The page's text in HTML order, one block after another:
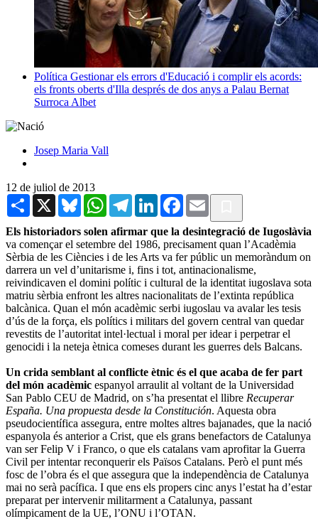
Política Gestionar els errors d'Educació i complir els acords:
els fronts oberts d'Illa després de dos anys a Palau Bernat
Surroca Albet
Josep Maria Vall
12 de juliol de 2013
Share X BlueskyWhatsAppTelegramLinkedInFacebook
Email
Els historiadors solen afirmar que la desintegració de Iugoslàvia
va començar el setembre del 1986, precisament quan l’Acadèmia
Sèrbia de les Ciències i de les Arts va fer públic un memoràndum on
darrera un vel d’unitarisme i, fins i tot, antinacionalisme,
reivindicaven el domini polític i cultural de la identitat iugoslava sota
matriu sèrbia enfront les altres nacionalitats de l’extinta república
balcànica. Quan el món acadèmic serbi iugoslau va avalar les tesis
d’ús de la força, els polítics i militars del govern central van quedar
revestits de l’autoritat intel·lectual i moral per idear i perpetrar el
genocidi i la neteja ètnica comeses durant les guerres dels Balcans.
Un crida semblant al conflicte ètnic és el que acaba de fer part
del món acadèmic espanyol arraulit al voltant de la Universidad
San Pablo CEU de Madrid, on s’ha presentat el llibre Recuperar
España. Una propuesta desde la Constitución. Aquesta obra
pseudocientífica assegura, entre moltes altres bajanades, que la nació
espanyola és anterior a Crist, que els grans benefactors de Catalunya
van ser Felip V i Franco, o que els catalans vam aprofitar la Guerra
Civil per intentar reconquerir els Països Catalans. Però el punt més
fosc de l’obra és el que assegura que la independència de Catalunya
mai no serà pacífica. I que ens els propers cinc anys l’estat ha d’estar
preparat per intervenir militarment a Catalunya, passant
olímpicament de la UE, l’ONU i l’OTAN.